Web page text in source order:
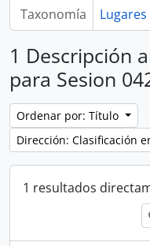
Taxonomía Lugares
1 Descripción
para Sesion
Ordenar por: Título
Dirección: Clasificación
1 resultados